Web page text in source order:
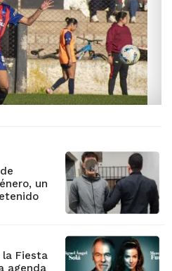
un
la Fiesta
agenda